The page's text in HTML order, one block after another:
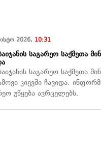
2026, 10:31
საგარეო საქმეთა
საგარეო საქმეთა
კიევში ჩავიდა.
უწყება ავრცელებს.